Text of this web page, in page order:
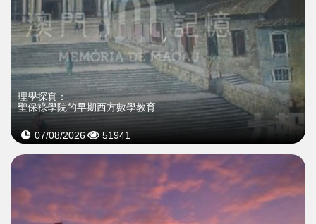
理學探真：
聖保祿學院的早期西方數學教育
07/08/2026 51941